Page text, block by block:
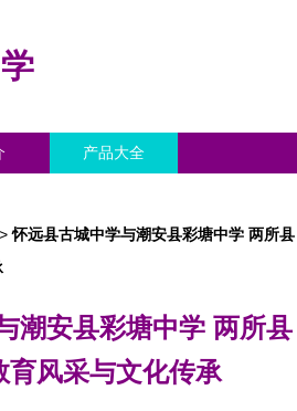
产品大全
> 怀远县古城中学与潮安县彩塘中学 两所县
潮安县彩塘中学 两所县
育风采与文化传承